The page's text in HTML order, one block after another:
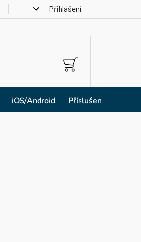
Přihlášení
NÁKUPNÍ
KOŠÍK
iOS/Android Příslušenství